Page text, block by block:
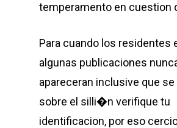
temperamento en cuestion
Para cuando los residentes
algunas publicaciones
apareceran inclusive que se
sobre el silli�n verifique tu
identificacion, por eso